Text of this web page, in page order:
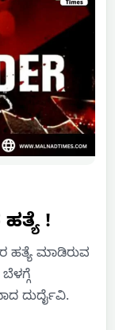
!
ಹತ್ಯೆ ಮಾಡಿರುವ
ದುರ್ದೈವಿ.